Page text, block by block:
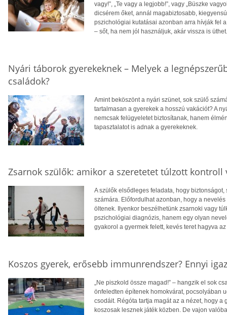
vagy!”, „Te vagy a legjobb!”, vagy „Büszke
dicsérem őket, annál magabiztosabb,
pszichológiai kutatásai azonban arra hívják fel
– sőt, ha nem jól használjuk, akár vissza is üthet.
Nyári táborok gyerekeknek – Melyek a
családok?
Amint beköszönt a nyári szünet, sok szülő
tartalmasan a gyerekek a hosszú vakációt? A
nemcsak felügyeletet biztosítanak, hanem
tapasztalatot is adnak a gyerekeknek.
Zsarnok szülők: amikor a szeretetet túlzott kontroll
A szülők elsődleges feladata, hogy
számára. Előfordulhat azonban, hogy a
öltenek. Ilyenkor beszélhetünk zsarnoki vagy
pszichológiai diagnózis, hanem egy olyan
gyakorol a gyermek felett, kevés teret hagyva
Koszos gyerek, erősebb immunrendszer? Ennyi
„Ne piszkold össze magad!” – hangzik el sok
önfeledten építenek homokvárat, pocsolyában
csodáit. Régóta tartja magát az a nézet, hogy
koszosak lesznek játék közben. De vajon